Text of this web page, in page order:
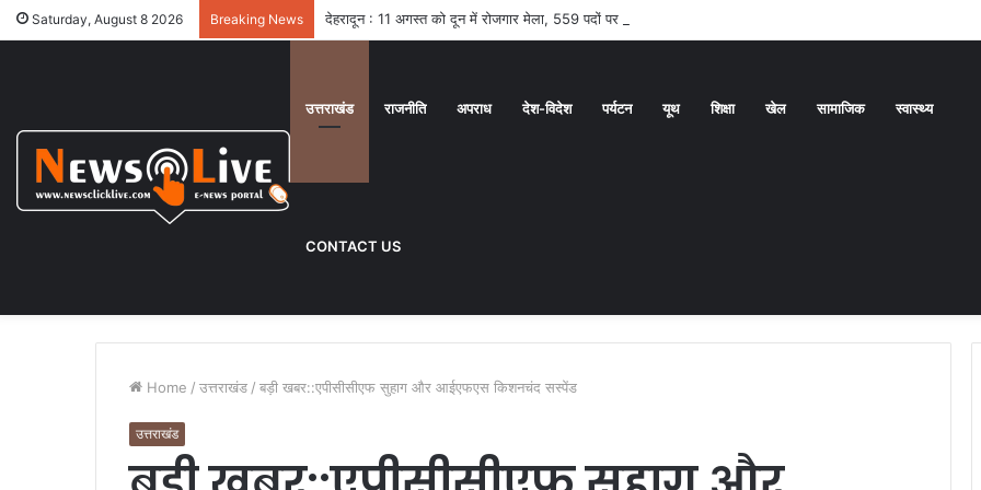
Saturday, August 8 2026 Breaking News देहरादून : 11 अगस्त को दून में रोजगार मेला, 559 पदों पर होगा चयन
उत्तराखंड राजनीति अपराध देश-विदेश पर्यटन यूथ शिक्षा खेल सामाजिक स्वास्थ्य
CONTACT US
Home / उत्तराखंड / बड़ी खबर::एपीसीसीएफ सुहाग और आईएफएस किशनचंद सस्पेंड
उत्तराखंड